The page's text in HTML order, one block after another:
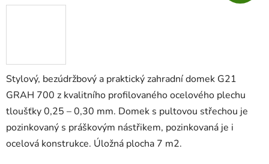
Stylový, bezúdržbový a praktický zahradní domek G21
GRAH 700 z kvalitního profilovaného ocelového plechu
tloušťky 0,25 – 0,30 mm. Domek s pultovou střechou je
pozinkovaný s práškovým nástřikem, pozinkovaná je i
ocelová konstrukce. Úložná plocha 7 m2.